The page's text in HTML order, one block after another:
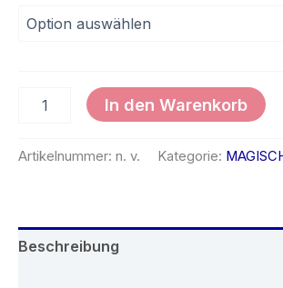
In den Warenkorb
Artikelnummer: n. v. Kategorie:
Beschreibung